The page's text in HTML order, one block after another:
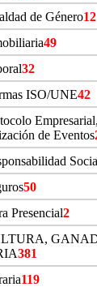
de Género12
49
32
ISO/UNE42
de Eventos
50
Presencial2
381
119